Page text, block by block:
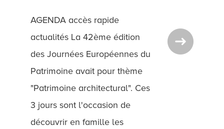
AGENDA accès rapide
actualités La 42ème édition
des Journées Européennes du
Patrimoine avait pour thème
"Patrimoine architectural". Ces
3 jours sont l'occasion de
découvrir en famille les